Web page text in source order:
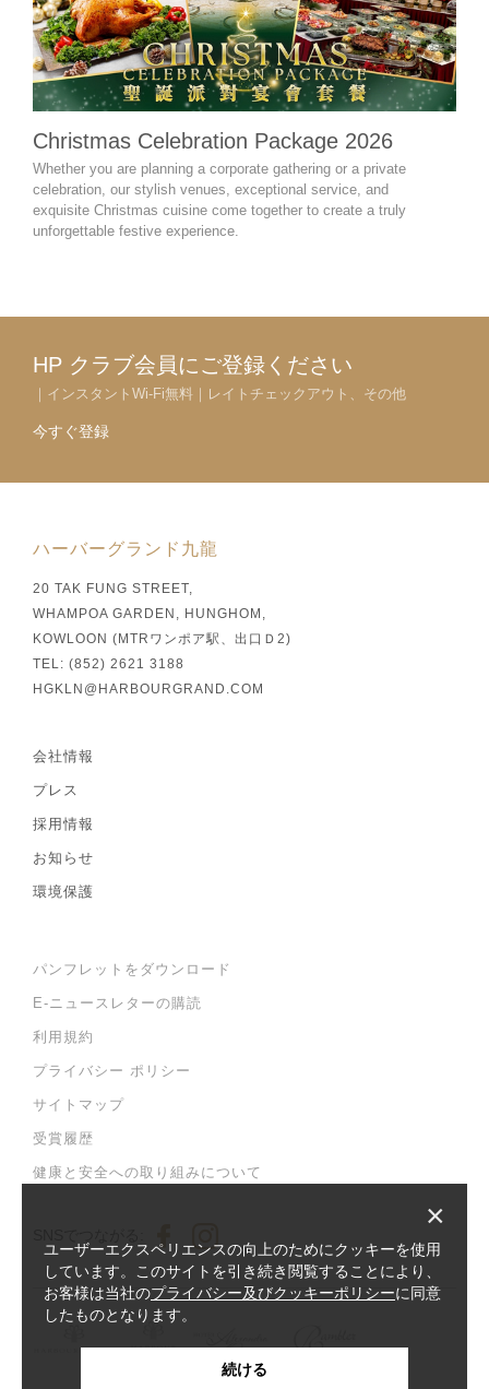
Christmas Celebration Package 2026
Whether you are planning a corporate gathering or a private
celebration, our stylish venues, exceptional service, and
exquisite Christmas cuisine come together to create a truly
unforgettable festive experience.
HP クラブ会員にご登録ください
｜インスタントWi-Fi無料｜レイトチェックアウト、その他
今すぐ登録
ハーバーグランド九龍
20 TAK FUNG STREET,
WHAMPOA GARDEN, HUNGHOM,
KOWLOON (MTRワンポア駅、出口Ｄ2)
TEL: (852) 2621 3188
HGKLN@HARBOURGRAND.COM
会社情報
プレス
採用情報
お知らせ
環境保護
パンフレットをダウンロード
E-ニュースレターの購読
利用規約
プライバシー ポリシー
サイトマップ
受賞履歴
健康と安全への取り組みについて
×
ユーザーエクスペリエンスの向上のためにクッキーを使用
しています。このサイトを引き続き閲覧することにより、
お客様は当社のプライバシー及びクッキーポリシーに同意
したものとなります。
続ける